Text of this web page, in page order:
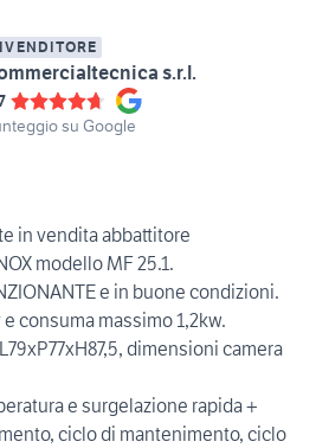
s.r.l.
su Google
in vendita abbattitore
modello MF 25.1.
e in buone condizioni.
consuma massimo 1,2kw.
dimensioni camera
e surgelazione rapida +
ciclo di mantenimento, ciclo